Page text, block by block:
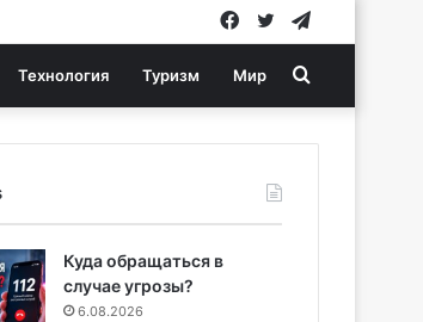
Twitter
Facebook
Технология Туризм Мир Search
for
Куда обращаться в
случае угрозы?
6.08.2026